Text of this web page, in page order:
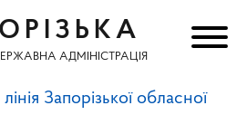
АДМІНІСТРАЦІЯ
Запорізької обласної